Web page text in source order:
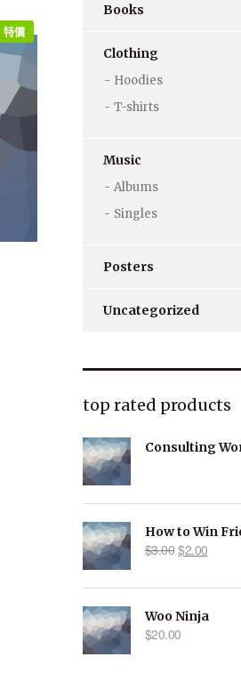
特價
Books
Clothing
Hoodies
T-shirts
Music
Albums
Singles
Posters
Uncategorized
top rated products
Consulting
How to Win
$3.00 $2.00
Woo Ninja
$20.00